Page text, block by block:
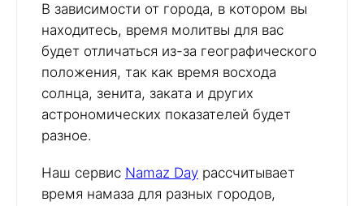
В зависимости от города, в котором вы
находитесь, время молитвы для вас
будет отличаться из-за географического
положения, так как время восхода
солнца, зенита, заката и других
астрономических показателей будет
разное.
Наш сервис Namaz Day рассчитывает
время намаза для разных городов,